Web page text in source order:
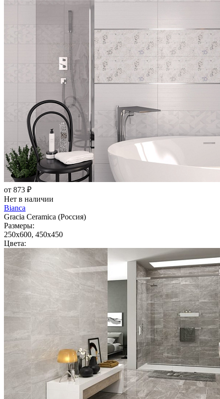
от 873 ₽
Нет в наличии
Bianca
Gracia Ceramica (Россия)
Размеры:
250x600, 450x450
Цвета: